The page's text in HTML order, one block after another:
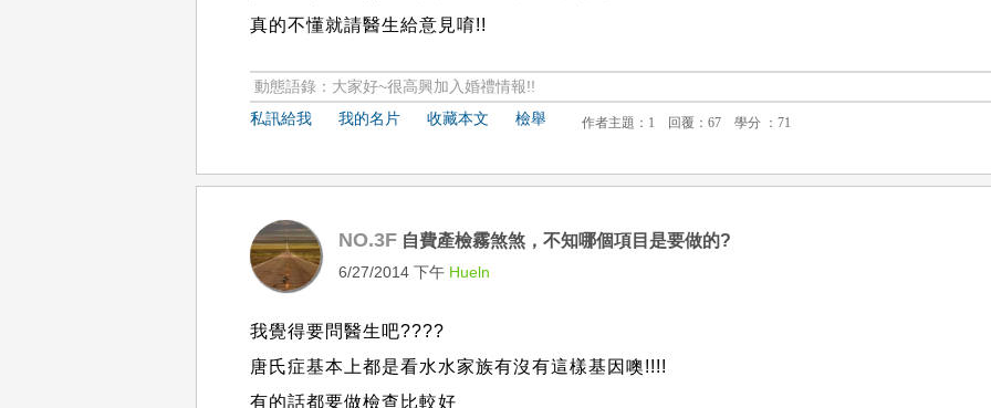
真的不懂就請醫生給意見唷!!
動態語錄：大家好~很高興加入婚禮情報!!
私訊給我
我的名片 收藏本文 檢舉
NO.3F 自費產檢霧煞煞，不知哪個項目是要做的?
6/27/2014 下午 Hueln
我覺得要問醫生吧????
唐氏症基本上都是看水水家族有沒有這樣基因噢!!!!
有的話都要做檢查比較好